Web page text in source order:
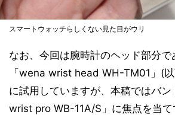
スマートウォッチらしくない見た目がウリ
なお、今回は腕時計のヘッド部分
「wena wrist head WH-TM01」(
に試用していますが、本稿ではバ
wrist pro WB-11A/S」に焦点を当て